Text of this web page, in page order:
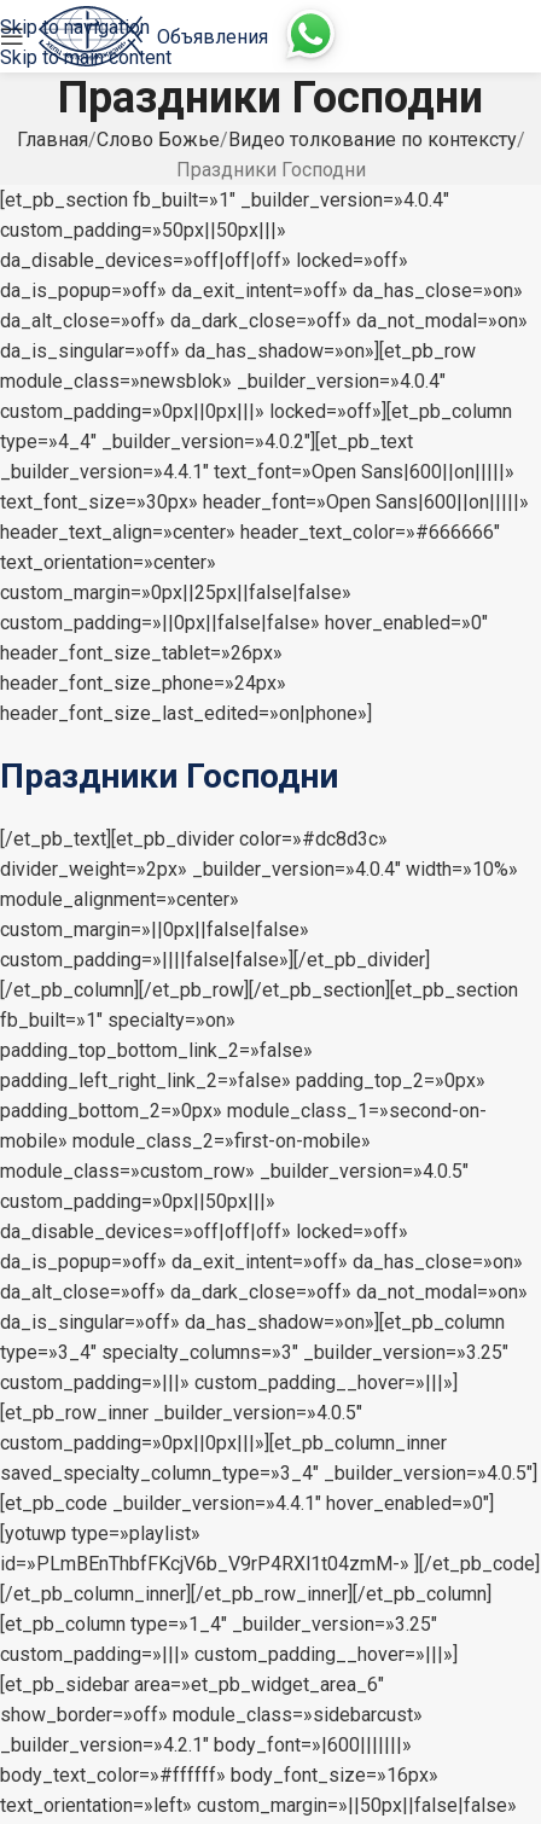
Skip to navigation
Skip to main content
Объявления
Праздники Господни
Главная Слово Божье Видео толкование по контексту
Праздники Господни
[et_pb_section fb_built=»1″ _builder_version=»4.0.4″
custom_padding=»50px||50px|||»
da_disable_devices=»off|off|off» locked=»off»
da_is_popup=»off» da_exit_intent=»off» da_has_close=»on»
da_alt_close=»off» da_dark_close=»off» da_not_modal=»on»
da_is_singular=»off» da_has_shadow=»on»][et_pb_row
module_class=»newsblok» _builder_version=»4.0.4″
custom_padding=»0px||0px|||» locked=»off»][et_pb_column
type=»4_4″ _builder_version=»4.0.2″][et_pb_text
_builder_version=»4.4.1″ text_font=»Open Sans|600||on|||||»
text_font_size=»30px» header_font=»Open Sans|600||on|||||»
header_text_align=»center» header_text_color=»#666666″
text_orientation=»center»
custom_margin=»0px||25px||false|false»
custom_padding=»||0px||false|false» hover_enabled=»0″
header_font_size_tablet=»26px»
header_font_size_phone=»24px»
header_font_size_last_edited=»on|phone»]
Праздники Господни
[/et_pb_text][et_pb_divider color=»#dc8d3c»
divider_weight=»2px» _builder_version=»4.0.4″ width=»10%»
module_alignment=»center»
custom_margin=»||0px||false|false»
custom_padding=»||||false|false»][/et_pb_divider]
[/et_pb_column][/et_pb_row][/et_pb_section][et_pb_section
fb_built=»1″ specialty=»on»
padding_top_bottom_link_2=»false»
padding_left_right_link_2=»false» padding_top_2=»0px»
padding_bottom_2=»0px» module_class_1=»second-on-
mobile» module_class_2=»first-on-mobile»
module_class=»custom_row» _builder_version=»4.0.5″
custom_padding=»0px||50px|||»
da_disable_devices=»off|off|off» locked=»off»
da_is_popup=»off» da_exit_intent=»off» da_has_close=»on»
da_alt_close=»off» da_dark_close=»off» da_not_modal=»on»
da_is_singular=»off» da_has_shadow=»on»][et_pb_column
type=»3_4″ specialty_columns=»3″ _builder_version=»3.25″
custom_padding=»|||» custom_padding__hover=»|||»]
[et_pb_row_inner _builder_version=»4.0.5″
custom_padding=»0px||0px|||»][et_pb_column_inner
saved_specialty_column_type=»3_4″ _builder_version=»4.0.5″]
[et_pb_code _builder_version=»4.4.1″ hover_enabled=»0″]
[yotuwp type=»playlist»
id=»PLmBEnThbfFKcjV6b_V9rP4RXl1t04zmM-» ][/et_pb_code]
[/et_pb_column_inner][/et_pb_row_inner][/et_pb_column]
[et_pb_column type=»1_4″ _builder_version=»3.25″
custom_padding=»|||» custom_padding__hover=»|||»]
[et_pb_sidebar area=»et_pb_widget_area_6″
show_border=»off» module_class=»sidebarcust»
_builder_version=»4.2.1″ body_font=»|600|||||||»
body_text_color=»#ffffff» body_font_size=»16px»
text_orientation=»left» custom_margin=»||50px||false|false»